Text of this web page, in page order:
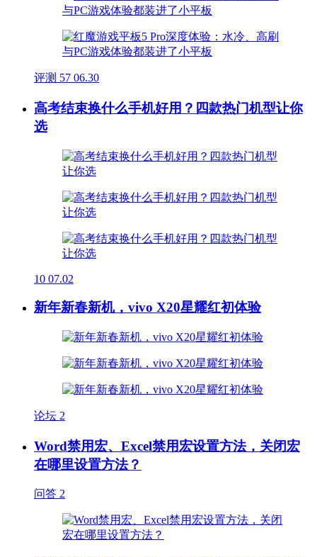
评测 57 06.30
高考结束换什么手机好用？四款热门机型让你
选
10 07.02
新年新春新机，vivo X20星耀红初体验
论坛 2
Word禁用宏、Excel禁用宏设置方法，关闭宏
在哪里设置方法？
问答 2